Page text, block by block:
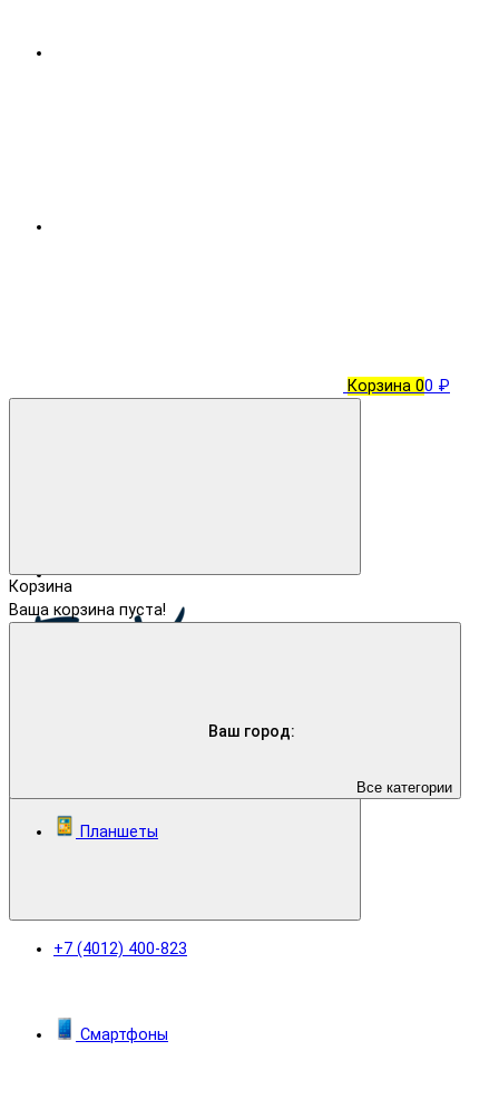
Ваш город:
+7 (4012) 400-823
Корзина 00 ₽
Корзина
Ваша корзина пуста!
Все категории
Планшеты
Смартфоны